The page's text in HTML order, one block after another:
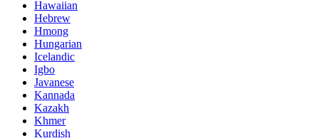
Hawaiian
Hebrew
Hmong
Hungarian
Icelandic
Igbo
Javanese
Kannada
Kazakh
Khmer
Kurdish